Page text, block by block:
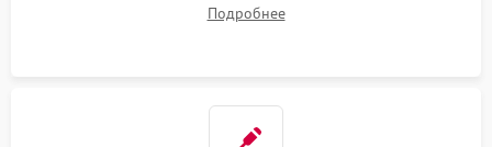
управления, восстановление поврежденной проводки.
Подробнее